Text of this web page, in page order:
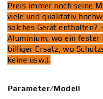
Preis immer noch seine
viele und qualitativ
solches Gerät
Aluminium, wo ein
billiger Ersatz, wo
keine usw.).
Parameter/Modell